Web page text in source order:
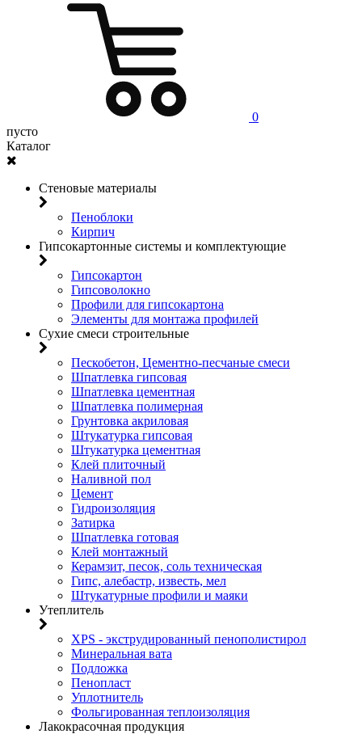
0
пусто
Каталог
Стеновые материалы
Пеноблоки
Кирпич
Гипсокартонные системы и комплектующие
Гипсокартон
Гипсоволокно
Профили для гипсокартона
Элементы для монтажа профилей
Сухие смеси строительные
Пескобетон, Цементно-песчаные смеси
Шпатлевка гипсовая
Шпатлевка цементная
Шпатлевка полимерная
Грунтовка акриловая
Штукатурка гипсовая
Штукатурка цементная
Клей плиточный
Наливной пол
Цемент
Гидроизоляция
Затирка
Шпатлевка готовая
Клей монтажный
Керамзит, песок, соль техническая
Гипс, алебастр, известь, мел
Штукатурные профили и маяки
Утеплитель
XPS - экструдированный пенополистирол
Минеральная вата
Подложка
Пенопласт
Уплотнитель
Фольгированная теплоизоляция
Лакокрасочная продукция